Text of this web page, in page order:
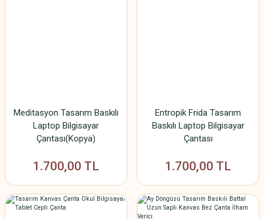
Meditasyon Tasarım Baskılı
Laptop Bilgisayar
Çantası(Kopya)
1.700,00 TL
Entropik Frida Tasarım
Baskılı Laptop Bilgisayar
Çantası
1.700,00 TL